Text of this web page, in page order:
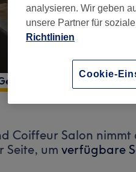
Quartier Bern, 3011
Coiffeur Salon nimmt
Seite, um verfügbare
analysieren. Wir geben
unsere Partner für
Richtlinien
Cookie-